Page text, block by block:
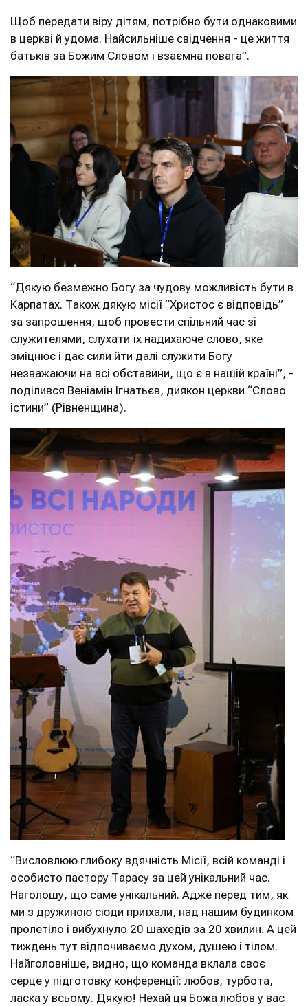
Щоб передати віру дітям, потрібно бути однаковими
в церкві й удома. Найсильніше свідчення - це життя
батьків за Божим Словом і взаємна повага”.
“Дякую безмежно Богу за чудову можливість бути в
Карпатах. Також дякую місії “Христос є відповідь”
за запрошення, щоб провести спільний час зі
служителями, слухати їх надихаюче слово, яке
зміцнює і дає сили йти далі служити Богу
незважаючи на всі обставини, що є в нашій країні”, -
поділився Веніамін Ігнатьєв, диякон церкви “Слово
істини” (Рівненщина).
“Висловлюю глибоку вдячність Місії, всій команді і
особисто пастору Тарасу за цей унікальний час.
Наголошу, що саме унікальний. Адже перед тим, як
ми з дружиною сюди приїхали, над нашим будинком
пролетіло і вибухнуло 20 шахедів за 20 хвилин. А цей
тиждень тут відпочиваємо духом, душею і тілом.
Найголовніше, видно, що команда вклала своє
серце у підготовку конференції: любов, турбота,
ласка у всьому. Дякую! Нехай ця Божа любов у вас